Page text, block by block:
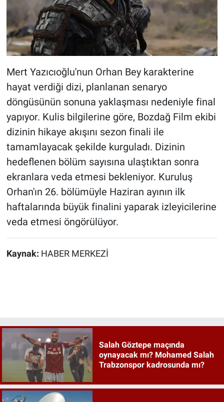
Mert Yazıcıoğlu'nun Orhan Bey karakterine
hayat verdiği dizi, planlanan senaryo
döngüsünün sonuna yaklaşması nedeniyle final
yapıyor. Kulis bilgilerine göre, Bozdağ Film ekibi
dizinin hikaye akışını sezon finali ile
tamamlayacak şekilde kurguladı. Dizinin
hedeflenen bölüm sayısına ulaştıktan sonra
ekranlara veda etmesi bekleniyor. Kuruluş
Orhan'ın 26. bölümüyle Haziran ayının ilk
haftalarında büyük finalini yaparak izleyicilerine
veda etmesi öngörülüyor.
Kaynak: HABER MERKEZİ
Salah Göztepe maçında
oynayacak mı? Mohamed Salah
Trabzonspor kadrosunda mı?